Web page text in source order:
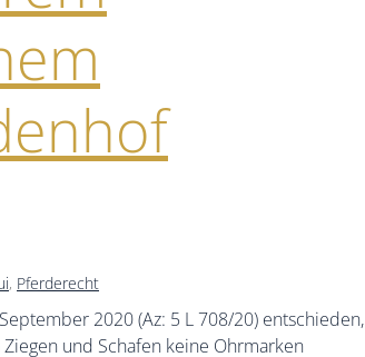
, Pferderecht
2020 (Az: 5 L 708/20) entschieden,
und Schafen keine Ohrmarken